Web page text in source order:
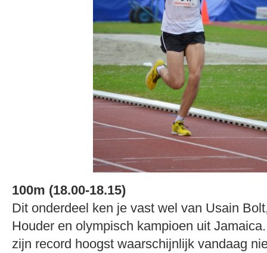
100m (18.00-18.15)
Dit onderdeel ken je vast wel van Usain
Houder en olympisch kampioen uit
zijn record hoogst waarschijnlijk vandaag